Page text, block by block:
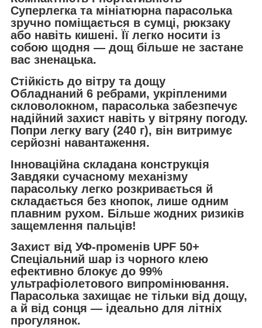
Суперлегка та мініатюрна парасолька
зручно поміщається в сумці, рюкзаку
або навіть кишені. Її легко носити із
собою щодня — дощ більше не застане
вас зненацька.
Стійкість до вітру та дощу
Обладнаний 6 ребрами, укріпленими
скловолокном, парасолька забезпечує
надійний захист навіть у вітряну погоду.
Попри легку вагу (240 г), він витримує
серйозні навантаження.
Інноваційна складана конструкція
Завдяки сучасному механізму
парасольку легко розкривається й
складається без кнопок, лише одним
плавним рухом. Більше жодних ризиків
защемлення пальців!
Захист від УФ-променів UPF 50+
Спеціальний шар із чорного клею
ефективно блокує до 99%
ультрафіолетового випромінювання.
Парасолька захищає не тільки від дощу,
а й від сонця — ідеально для літніх
прогулянок.